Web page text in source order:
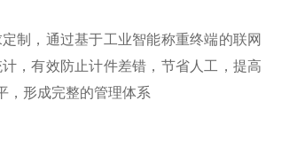
制，通过基于工业智能称重终端的联网
，有效防止计件差错，节省人工，提高
，形成完整的管理体系